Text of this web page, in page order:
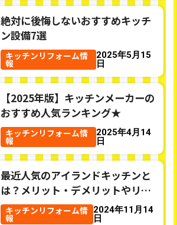
絶対に後悔しないおすすめキッチ
ン設備7選
キッチンリフォーム情
報
2025年5月15
日
【2025年版】キッチンメーカーの
おすすめ人気ランキング★
キッチンリフォーム情
報
2025年4月14
日
最近人気のアイランドキッチンと
は？メリット・デメリットやリフ
ォーム費用もご紹介
キッチンリフォーム情
報
2024年11月14
日